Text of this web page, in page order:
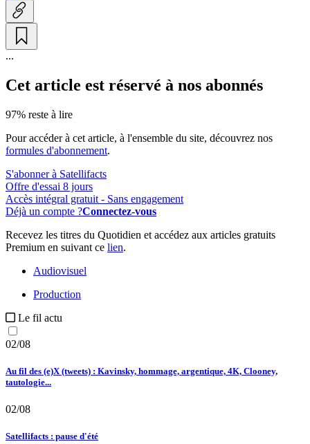
...
Cet article est réservé à nos abonnés
97% reste à lire
Pour accéder à cet article, à l'ensemble du site, découvrez nos
formules d'abonnement.
S'abonner à Satellifacts
Offre d'essai 8 jours
Accès intégral gratuit - Sans engagement
Déjà un compte ?Connectez-vous
Recevez les titres du Quotidien et accédez aux articles gratuits
Premium en suivant ce lien.
Audiovisuel
Production
Le fil actu
02/08
Au fil des (e)X (tweets) : Kavinsky, hommage, argentique, 4K, Clooney,
tautologie...
02/08
Satellifacts : pause d'été